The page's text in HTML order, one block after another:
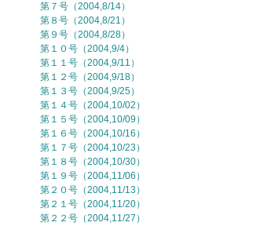
第７号（2004,8/14）
第８号（2004,8/21）
第９号（2004,8/28）
第１０号（2004,9/4）
第１１号（2004,9/11）
第１２号（2004,9/18）
第１３号（2004,9/25）
第１４号（2004,10/02）
第１５号（2004,10/09）
第１６号（2004,10/16）
第１７号（2004,10/23）
第１８号（2004,10/30）
第１９号（2004,11/06）
第２０号（2004,11/13）
第２１号（2004,11/20）
第２２号（2004,11/27）